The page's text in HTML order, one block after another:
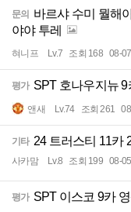
문의
바르샤 수미 뭘해
야야 투레
혀니프 Lv.7 조회 168 08-07
평가 SPT 호나우지뉴 9
앤새 Lv.74 조회 261
기타 24 트러스티 11카
사카맘 Lv.8 조회 199 08-05
평가 SPT 이스코 9카 영